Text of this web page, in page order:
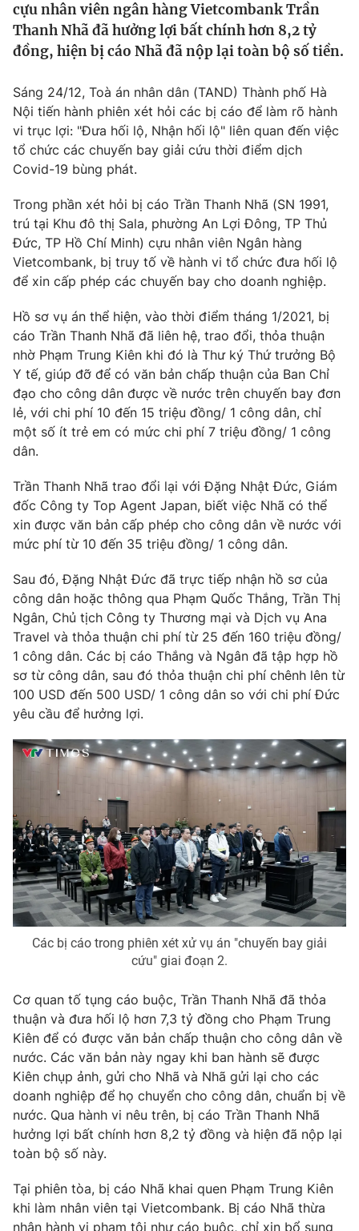
Tin tức
Thế giới đó đây
Câu chuyện quốc tế
Kinh tế
Thị trường
Góc doanh nghiệp
Truyền hình
Phim VTV
Nhân vật
Khán giả
Giải sao mai
Giải trí
Điện ảnh
Âm nhạc
Sao
Đời sống
Du lịch
Làm đẹp
Chất lượng cuộc sống
Giáo dục
Học trực tuyến
Công nghệ
Hitech Công nghệ tương lai
Sản phẩm
Thị trường
Tư vấn
Giao lưu trực tuyến
Lịch phát sóng
Emagazine Podcast
Photo Infographic
Video Shorts video
VTV Money VTV Thể thao
VTV Sức khoẻ Bất động sản
Thị trường 24h
VTV4 Vươn mình bằng AI
VTV9 VTV8
Liên hệ tòa soạn English
THỜI BÁO VTV
Theo dõi báo trên
Cơ quan chủ quản:Đài Truyền hình Việt Nam
Cơ quan báo chí:Thời báo VTV
Giấy phép hoạt động báo in và báo điện tử số 483/GP-BTTTT
cấp ngày 29/12/2023
Tổng Biên tập:Vũ Thanh Thủy
Nguyễn Trọng Ninh
Tổng đài VTV: 024.38 355 931 - 024.38 355 932
cựu nhân viên ngân hàng Vietcombank Trần
Thanh Nhã đã hưởng lợi bất chính hơn 8,2 tỷ
đồng, hiện bị cáo Nhã đã nộp lại toàn bộ số tiền.
Sáng 24/12, Toà án nhân dân (TAND) Thành phố Hà
Nội tiến hành phiên xét hỏi các bị cáo để làm rõ hành
vi trục lợi: "Đưa hối lộ, Nhận hối lộ" liên quan đến việc
tổ chức các chuyến bay giải cứu thời điểm dịch
Covid-19 bùng phát.
Trong phần xét hỏi bị cáo Trần Thanh Nhã (SN 1991,
trú tại Khu đô thị Sala, phường An Lợi Đông, TP Thủ
Đức, TP Hồ Chí Minh) cựu nhân viên Ngân hàng
Vietcombank, bị truy tố về hành vi tổ chức đưa hối lộ
để xin cấp phép các chuyến bay cho doanh nghiệp.
Hồ sơ vụ án thể hiện, vào thời điểm tháng 1/2021, bị
cáo Trần Thanh Nhã đã liên hệ, trao đổi, thỏa thuận
nhờ Phạm Trung Kiên khi đó là Thư ký Thứ trưởng Bộ
Y tế, giúp đỡ để có văn bản chấp thuận của Ban Chỉ
đạo cho công dân được về nước trên chuyến bay đơn
lẻ, với chi phí 10 đến 15 triệu đồng/ 1 công dân, chỉ
một số ít trẻ em có mức chi phí 7 triệu đồng/ 1 công
dân.
Trần Thanh Nhã trao đổi lại với Đặng Nhật Đức, Giám
đốc Công ty Top Agent Japan, biết việc Nhã có thể
xin được văn bản cấp phép cho công dân về nước với
mức phí từ 10 đến 35 triệu đồng/ 1 công dân.
Sau đó, Đặng Nhật Đức đã trực tiếp nhận hồ sơ của
công dân hoặc thông qua Phạm Quốc Thắng, Trần Thị
Ngân, Chủ tịch Công ty Thương mại và Dịch vụ Ana
Travel và thỏa thuận chi phí từ 25 đến 160 triệu đồng/
1 công dân. Các bị cáo Thắng và Ngân đã tập hợp hồ
sơ từ công dân, sau đó thỏa thuận chi phí chênh lên từ
100 USD đến 500 USD/ 1 công dân so với chi phí Đức
yêu cầu để hưởng lợi.
Các bị cáo trong phiên xét xử vụ án "chuyến bay giải
cứu" giai đoạn 2.
Cơ quan tố tụng cáo buộc, Trần Thanh Nhã đã thỏa
thuận và đưa hối lộ hơn 7,3 tỷ đồng cho Phạm Trung
Kiên để có được văn bản chấp thuận cho công dân về
nước. Các văn bản này ngay khi ban hành sẽ được
Kiên chụp ảnh, gửi cho Nhã và Nhã gửi lại cho các
doanh nghiệp để họ chuyển cho công dân, chuẩn bị về
nước. Qua hành vi nêu trên, bị cáo Trần Thanh Nhã
hưởng lợi bất chính hơn 8,2 tỷ đồng và hiện đã nộp lại
toàn bộ số này.
Tại phiên tòa, bị cáo Nhã khai quen Phạm Trung Kiên
khi làm nhân viên tại Vietcombank. Bị cáo Nhã thừa
nhận hành vi phạm tội như cáo buộc, chỉ xin bổ sung